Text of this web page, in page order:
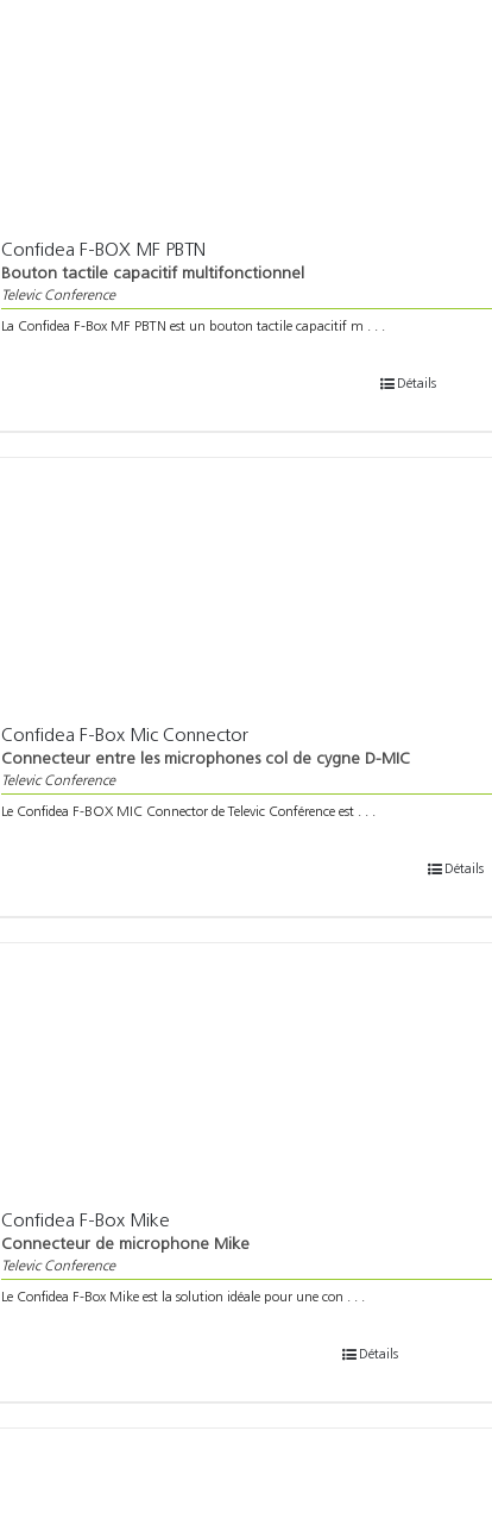
Confidea F-BOX MF PBTN
Bouton tactile capacitif multifonctionnel
Televic Conference
La Confidea F-Box MF PBTN est un bouton tactile capacitif m . . .
Détails
Confidea F-Box Mic Connector
Connecteur entre les microphones col de cygne D-MIC
Televic Conference
Le Confidea F-BOX MIC Connector de Televic Conférence est . . .
Détails
Confidea F-Box Mike
Connecteur de microphone Mike
Televic Conference
Le Confidea F-Box Mike est la solution idéale pour une con . . .
Détails